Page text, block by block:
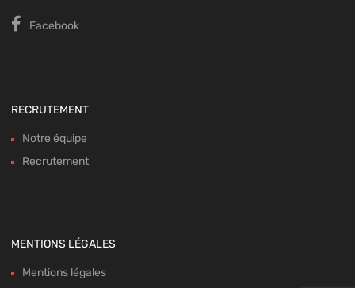
Facebook
RECRUTEMENT
Notre équipe
Recrutement
MENTIONS LÉGALES
Mentions légales